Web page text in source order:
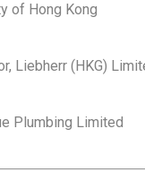
of Hong Kong
Liebherr (HKG)
Plumbing Limited